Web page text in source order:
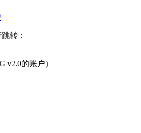
转：
v2.0的账户）